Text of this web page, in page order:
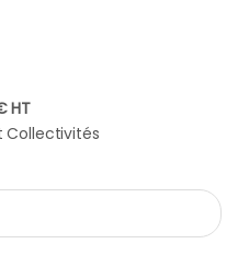
HT
Collectivités
noir quantity